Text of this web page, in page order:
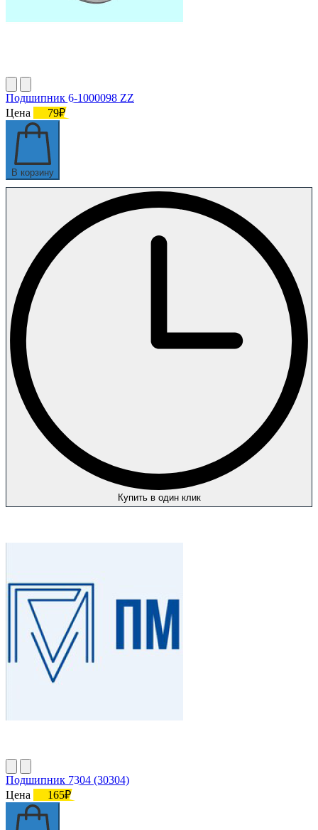
Подшипник 6-1000098 ZZ
Цена
79₽
В корзину
Купить в один клик
Подшипник 7304 (30304)
Цена
165₽